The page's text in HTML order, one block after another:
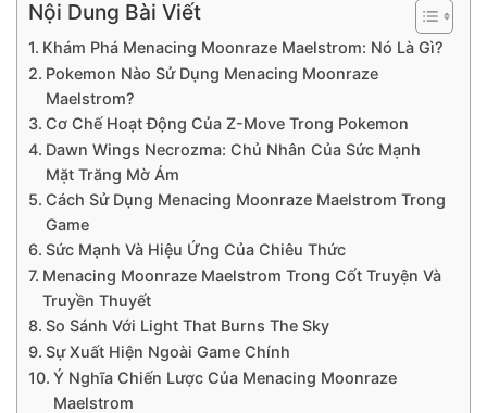
Nội Dung Bài Viết
Khám Phá Menacing Moonraze Maelstrom: Nó Là Gì?
Pokemon Nào Sử Dụng Menacing Moonraze
Maelstrom?
Cơ Chế Hoạt Động Của Z-Move Trong Pokemon
Dawn Wings Necrozma: Chủ Nhân Của Sức Mạnh
Mặt Trăng Mờ Ám
Cách Sử Dụng Menacing Moonraze Maelstrom Trong
Game
Sức Mạnh Và Hiệu Ứng Của Chiêu Thức
Menacing Moonraze Maelstrom Trong Cốt Truyện Và
Truyền Thuyết
So Sánh Với Light That Burns The Sky
Sự Xuất Hiện Ngoài Game Chính
Ý Nghĩa Chiến Lược Của Menacing Moonraze
Maelstrom